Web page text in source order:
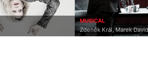
MUSICAL
Zdeněk Král, Marek David, Tomáš